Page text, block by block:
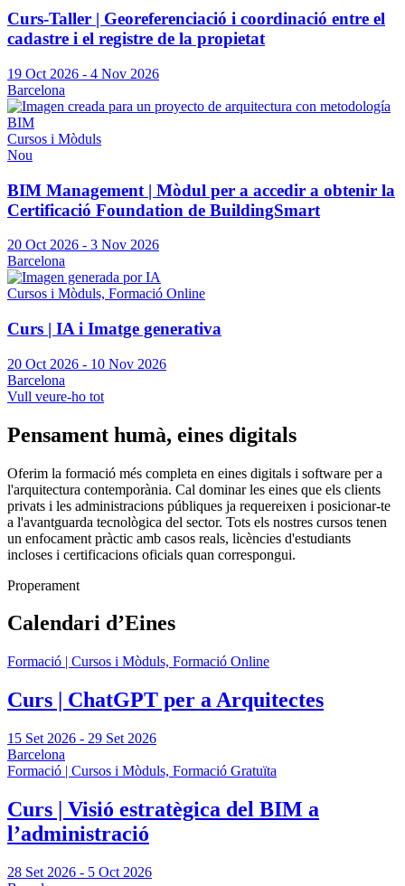
Curs-Taller | Georeferenciació i coordinació entre el
cadastre i el registre de la propietat
19 Oct 2026 - 4 Nov 2026
Barcelona
Cursos i Mòduls
Nou
BIM Management | Mòdul per a accedir a obtenir la
Certificació Foundation de BuildingSmart
20 Oct 2026 - 3 Nov 2026
Barcelona
Cursos i Mòduls, Formació Online
Curs | IA i Imatge generativa
20 Oct 2026 - 10 Nov 2026
Barcelona
Vull veure-ho tot
Pensament humà, eines digitals
Oferim la formació més completa en eines digitals i software per a
l'arquitectura contemporània. Cal dominar les eines que els clients
privats i les administracions públiques ja requereixen i posicionar-te
a l'avantguarda tecnològica del sector. Tots els nostres cursos tenen
un enfocament pràctic amb casos reals, licències d'estudiants
incloses i certificacions oficials quan correspongui.
Properament
Calendari d’Eines
Formació | Cursos i Mòduls, Formació Online
Curs | ChatGPT per a Arquitectes
15 Set 2026 - 29 Set 2026
Barcelona
Formació | Cursos i Mòduls, Formació Gratuïta
Curs | Visió estratègica del BIM a
l’administració
28 Set 2026 - 5 Oct 2026